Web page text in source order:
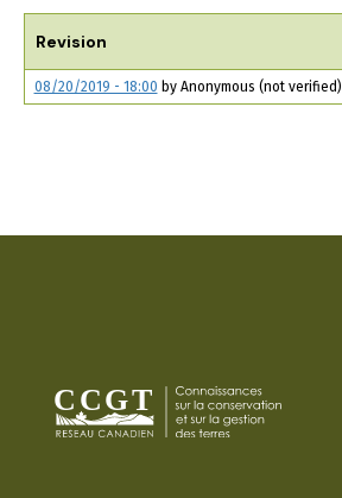
TABS
Revision
08/20/2019 - 18:00 by Anonymous (not verified)